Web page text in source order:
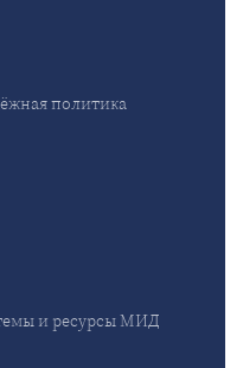
политика
и ресурсы МИД